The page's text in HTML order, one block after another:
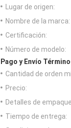
Lugar de origen:
Nombre de la marca:
Certificación:
Número de modelo:
Pago y Envío
Cantidad de orden
Precio:
Detalles de
Tiempo de entrega: